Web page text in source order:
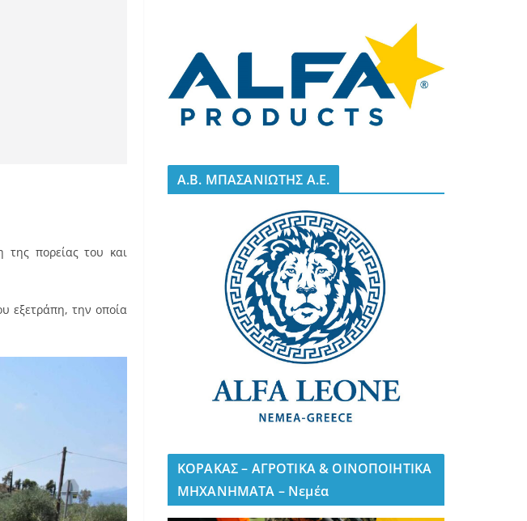
πορείας του και
εξετράπη, την οποία
A.B. ΜΠΑΣΑΝΙΩΤΗΣ Α.Ε.
ΚΟΡΑΚΑΣ – ΑΓΡΟΤΙΚΑ & ΟΙΝΟΠΟΙΗΤΙΚΑ
ΜΗΧΑΝΗΜΑΤΑ – Νεμέα